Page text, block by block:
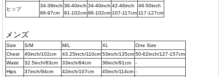
ヒップ
34-38inch
86-97cm
36-40inch
91-102cm
34-40inch
86-102cm
42-46inch
107-117cm
46-50inch
117-127cm
メンズ
Size S/M M/L XL
One Size
Chest
40inch/102cm 43.25inch/110cm 53inch/135cm 50-62inch/127-157cm
Waist
32.5inch/83cm 33inch/84cm 36inch/91cm
-
Hips
37inch/94cm 42inch/107cm 45inch/114cm -